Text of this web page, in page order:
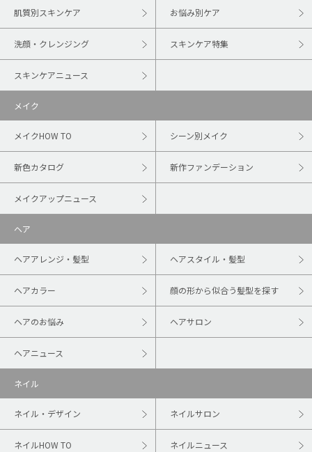
肌質別スキンケア お悩み別ケア
洗顔・クレンジング スキンケア特集
スキンケアニュース
メイク
メイクHOW TO シーン別メイク
新色カタログ 新作ファンデーション
メイクアップニュース
ヘア
ヘアアレンジ・髪型 ヘアスタイル・髪型
ヘアカラー 顔の形から似合う髪型を探す
ヘアのお悩み ヘアサロン
ヘアニュース
ネイル
ネイル・デザイン ネイルサロン
ネイルHOW TO ネイルニュース